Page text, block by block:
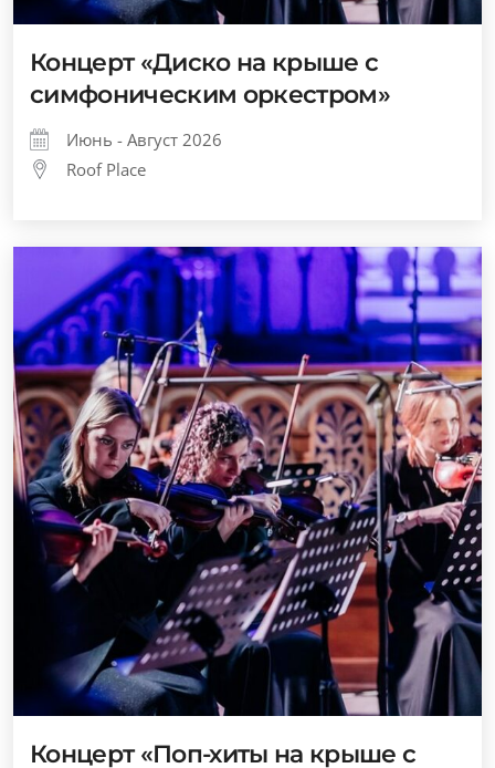
Концерт «Диско на крыше с
симфоническим оркестром»
Июнь - Август 2026
Roof Place
Концерт «Поп-хиты на крыше с